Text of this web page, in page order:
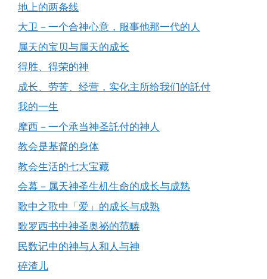
地上的两条线
大卫－一个合神心意，服事他那一代的人
属天的宝贝与属天的成长
得胜、得荣的神
成长、劳苦、经营，实化主所给我们的託付
我的一生
摩西－一个承当神圣託付的神人
教会是基督的身体
教会生活的七大宝藏
会幕－属天神圣生机生命的成长与成熟
歌中之歌中「爱」的成长与成熟
歌罗西书中神圣奥祕的范畴
民数记中的神与人和人与神
碎渣儿